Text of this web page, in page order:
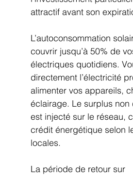
attractif avant son
L’autoconsommation
couvrir jusqu’à 50% de
électriques quotidiens.
directement l’électricité
alimenter vos appareils,
éclairage. Le surplus non
est injecté sur le réseau,
crédit énergétique selon
locales.
La période de retour sur